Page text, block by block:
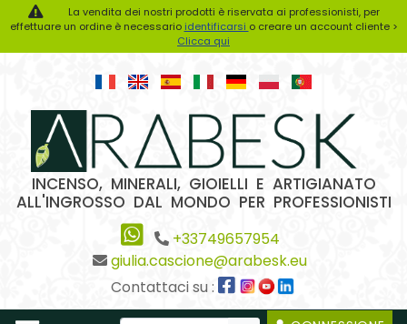
La vendita dei nostri prodotti è riservata ai professionisti, per
effettuare un ordine è necessario identificarsi o creare un account cliente >
Clicca qui
INCENSO, MINERALI, GIOIELLI E ARTIGIANATO
ALL'INGROSSO DAL MONDO PER PROFESSIONISTI
+33749657954
giulia.cascione@arabesk.eu
Contattaci su :